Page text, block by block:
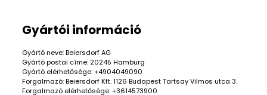
Gyártói információ
Gyártó neve: Beiersdorf AG
Gyártó postai címe: 20245 Hamburg
Gyártó elérhetősége: +4904049090
Forgalmazó: Beiersdorf Kft. 1126 Budapest Tartsay Vilmos utca 3.
Forgalmazó elérhetősége: +3614573900